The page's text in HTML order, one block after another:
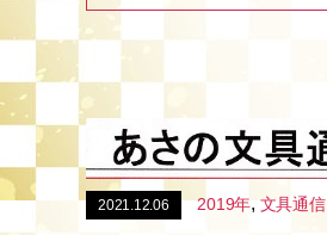
2021.12.06 2019年,文具通信